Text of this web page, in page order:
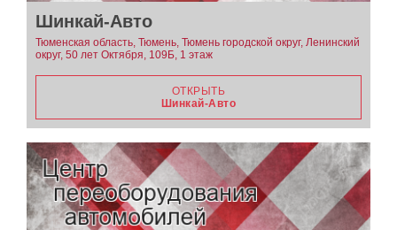
Шинкай-Авто
Тюменская область, Тюмень, Тюмень городской округ, Ленинский
округ, 50 лет Октября, 109Б, 1 этаж
ОТКРЫТЬ
Шинкай-Авто